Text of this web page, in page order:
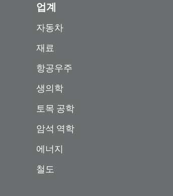
업계
자동차
재료
항공우주
생의학
토목 공학
암석 역학
에너지
철도